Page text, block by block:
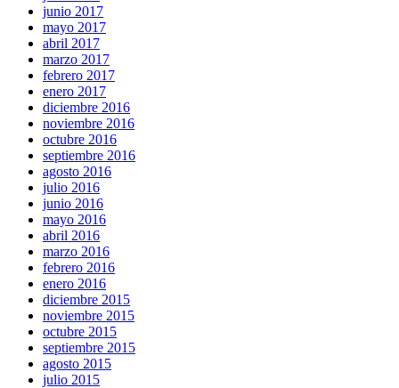
junio 2017
mayo 2017
abril 2017
marzo 2017
febrero 2017
enero 2017
diciembre 2016
noviembre 2016
octubre 2016
septiembre 2016
agosto 2016
julio 2016
junio 2016
mayo 2016
abril 2016
marzo 2016
febrero 2016
enero 2016
diciembre 2015
noviembre 2015
octubre 2015
septiembre 2015
agosto 2015
julio 2015